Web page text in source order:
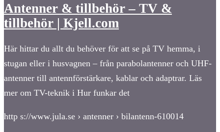
Antenner & tillbehör – TV &
tillbehör | Kjell.com
Här hittar du allt du behöver för att se på TV hemma, i
stugan eller i husvagnen – från parabolantenner och UHF-
antenner till antennförstärkare, kablar och adaptrar. Läs
mer om TV-teknik i Hur funkar det
http s://www.jula.se › antenner › bilantenn-610014